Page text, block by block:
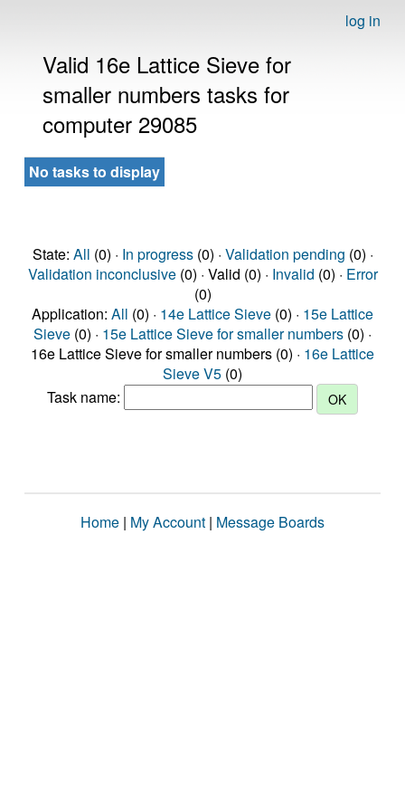
log in
Valid 16e Lattice Sieve for
smaller numbers tasks for
computer 29085
No tasks to display
State: All (0) · In progress(0) · Validation pending (0) ·
Validation inconclusive(0) · Valid (0) · Invalid (0) · Error
(0)
Application: All (0) · 14e Lattice Sieve (0) · 15e Lattice
Sieve (0) · 15e Lattice Sieve for smaller numbers (0) ·
16e Lattice Sieve for smaller numbers (0) · 16e Lattice
Sieve V5 (0)
Task name:
Home | My Account | Message Boards